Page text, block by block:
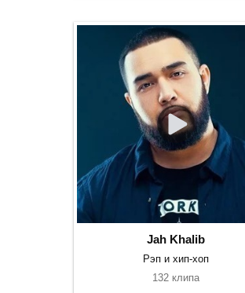
Jah Khalib
Рэп и хип-хоп
132 клипа